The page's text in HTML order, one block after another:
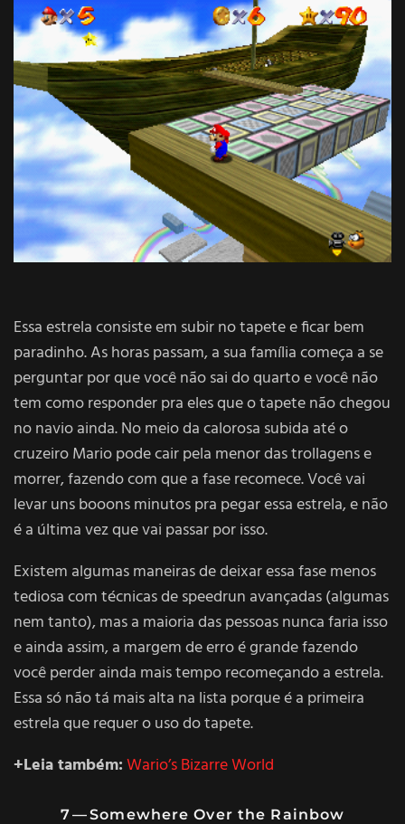
Essa estrela consiste em subir no tapete e ficar bem
paradinho. As horas passam, a sua família começa a se
perguntar por que você não sai do quarto e você não
tem como responder pra eles que o tapete não chegou
no navio ainda. No meio da calorosa subida até o
cruzeiro Mario pode cair pela menor das trollagens e
morrer, fazendo com que a fase recomece. Você vai
levar uns booons minutos pra pegar essa estrela, e não
é a última vez que vai passar por isso.
Existem algumas maneiras de deixar essa fase menos
tediosa com técnicas de speedrun avançadas (algumas
nem tanto), mas a maioria das pessoas nunca faria isso
e ainda assim, a margem de erro é grande fazendo
você perder ainda mais tempo recomeçando a estrela.
Essa só não tá mais alta na lista porque é a primeira
estrela que requer o uso do tapete.
+Leia também:Wario’s Bizarre World
7 — Somewhere Over the Rainbow